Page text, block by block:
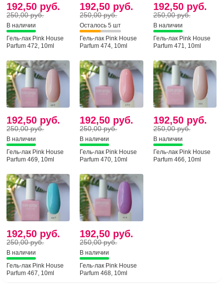
192,50 руб.
250,00 руб.
В наличии
Гель-лак Pink House
Parfum 472, 10ml
192,50 руб.
250,00 руб.
Осталось 5 шт
Гель-лак Pink House
Parfum 474, 10ml
192,50 руб.
250,00 руб.
В наличии
Гель-лак Pink House
Parfum 471, 10ml
192,50 руб.
250,00 руб.
В наличии
Гель-лак Pink House
Parfum 469, 10ml
192,50 руб.
250,00 руб.
В наличии
Гель-лак Pink House
Parfum 470, 10ml
192,50 руб.
250,00 руб.
В наличии
Гель-лак Pink House
Parfum 466, 10ml
192,50 руб.
250,00 руб.
В наличии
Гель-лак Pink House
Parfum 467, 10ml
192,50 руб.
250,00 руб.
В наличии
Гель-лак Pink House
Parfum 468, 10ml